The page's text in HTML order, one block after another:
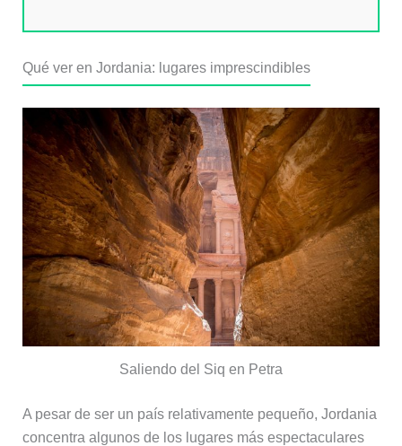
Qué ver en Jordania: lugares imprescindibles
Saliendo del Siq en Petra
A pesar de ser un país relativamente pequeño, Jordania
concentra algunos de los lugares más espectaculares